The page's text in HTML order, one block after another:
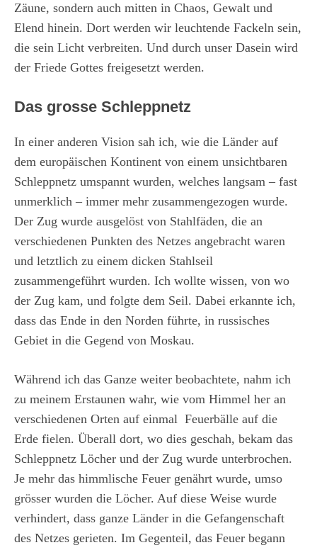
Zäune, sondern auch mitten in Chaos, Gewalt und
Elend hinein. Dort werden wir leuchtende Fackeln sein,
die sein Licht verbreiten. Und durch unser Dasein wird
der Friede Gottes freigesetzt werden.
Das grosse Schleppnetz
In einer anderen Vision sah ich, wie die Länder auf
dem europäischen Kontinent von einem unsichtbaren
Schleppnetz umspannt wurden, welches langsam – fast
unmerklich – immer mehr zusammengezogen wurde.
Der Zug wurde ausgelöst von Stahlfäden, die an
verschiedenen Punkten des Netzes angebracht waren
und letztlich zu einem dicken Stahlseil
zusammengeführt wurden. Ich wollte wissen, von wo
der Zug kam, und folgte dem Seil. Dabei erkannte ich,
dass das Ende in den Norden führte, in russisches
Gebiet in die Gegend von Moskau.
Während ich das Ganze weiter beobachtete, nahm ich
zu meinem Erstaunen wahr, wie vom Himmel her an
verschiedenen Orten auf einmal Feuerbälle auf die
Erde fielen. Überall dort, wo dies geschah, bekam das
Schleppnetz Löcher und der Zug wurde unterbrochen.
Je mehr das himmlische Feuer genährt wurde, umso
grösser wurden die Löcher. Auf diese Weise wurde
verhindert, dass ganze Länder in die Gefangenschaft
des Netzes gerieten. Im Gegenteil, das Feuer begann